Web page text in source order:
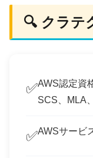
🔍 クラテ
✅AWS認定資
SCS、MLA
✅AWSサービ